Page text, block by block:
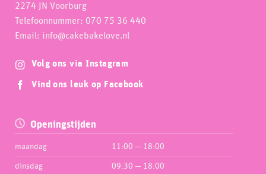
2274 JN Voorburg
Telefoonnummer: 070 75 36 440
Email: info@cakebakelove.nl
Volg ons via Instagram
Vind ons leuk op Facebook
Openingstijden
maandag 11:00 — 18:00
dinsdag 09:30 — 18:00